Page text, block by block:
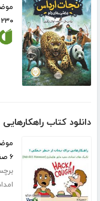
۲۳۰ صفحه
دانلود کتاب
۶ صفحه